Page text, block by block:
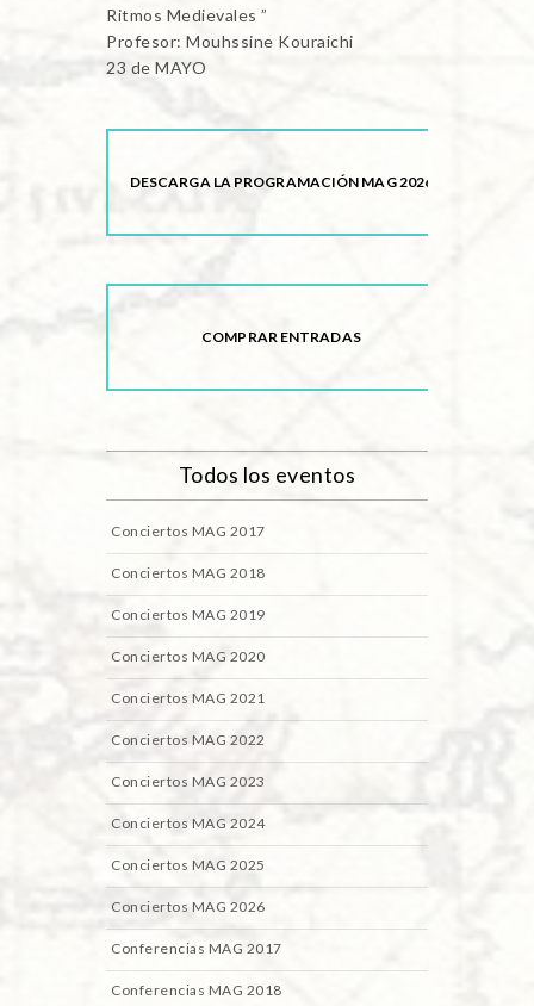
Ritmos Medievales ”
Profesor: Mouhssine Kouraichi
23 de MAYO
DESCARGA LA PROGRAMACIÓN MAG 2026
COMPRAR ENTRADAS
Todos los eventos
Conciertos MAG 2017
Conciertos MAG 2018
Conciertos MAG 2019
Conciertos MAG 2020
Conciertos MAG 2021
Conciertos MAG 2022
Conciertos MAG 2023
Conciertos MAG 2024
Conciertos MAG 2025
Conciertos MAG 2026
Conferencias MAG 2017
Conferencias MAG 2018